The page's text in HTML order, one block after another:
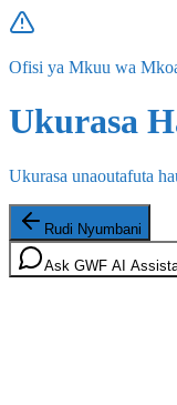
Ofisi ya Mkuu wa
Ukurasa
Ukurasa unaoutafuta
Rudi Nyumbani
Ask GWF AI